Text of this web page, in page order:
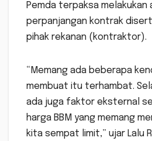
Pemda terpaksa melakukan
perpanjangan kontrak
pihak rekanan (kontraktor).
“Memang ada beberapa
membuat itu terhambat.
ada juga faktor eksternal
harga BBM yang memang
kita sempat limit,” ujar Lalu